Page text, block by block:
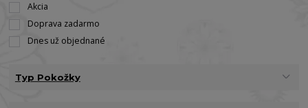
Akcia
Doprava zadarmo
Dnes už objednané
Typ Pokožky